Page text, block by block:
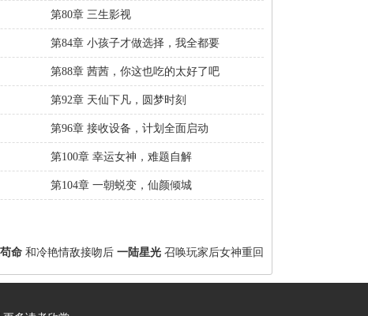
第80章 三生影视
第84章 小孩子才做选择，我全都要
第88章 茜茜，你这也吃的太好了吧
第92章 天仙下凡，圆梦时刻
第96章 接收设备，计划全面启动
第100章 幸运女神，难题自解
第104章 一朝蜕变，仙颜倾城
命 和冷艳情敌接吻后 一陆星光 召唤玩家后女神重回